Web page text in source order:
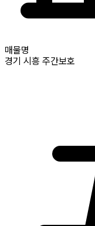
매물명
경기 시흥 주간보호